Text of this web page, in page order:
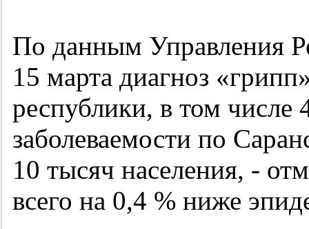
По данным Управления
15 марта диагноз
республики, в том числе
заболеваемости по
10 тысяч населения, -
всего на 0,4 % ниже